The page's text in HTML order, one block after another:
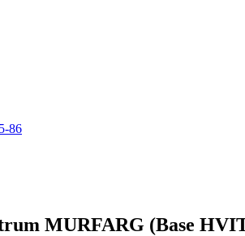
86
MURFARG (Base